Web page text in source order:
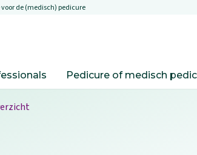
gaan
de (medisch) pedicure
Pedicure of medisch